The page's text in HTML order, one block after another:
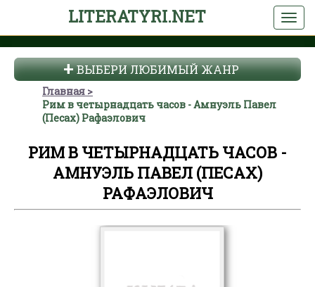
LITERATYRI.NET
ВЫБЕРИ ЛЮБИМЫЙ ЖАНР
Главная
Рим в четырнадцать часов - Амнуэль Павел
(Песах) Рафаэлович
РИМ В ЧЕТЫРНАДЦАТЬ ЧАСОВ -
АМНУЭЛЬ ПАВЕЛ (ПЕСАХ)
РАФАЭЛОВИЧ